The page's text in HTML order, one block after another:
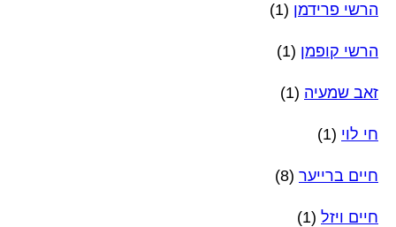
הרשי פרידמן (1)
הרשי קופמן (1)
זאב שמעיה (1)
חי לוי (1)
חיים ברייער (8)
חיים ויזל (1)